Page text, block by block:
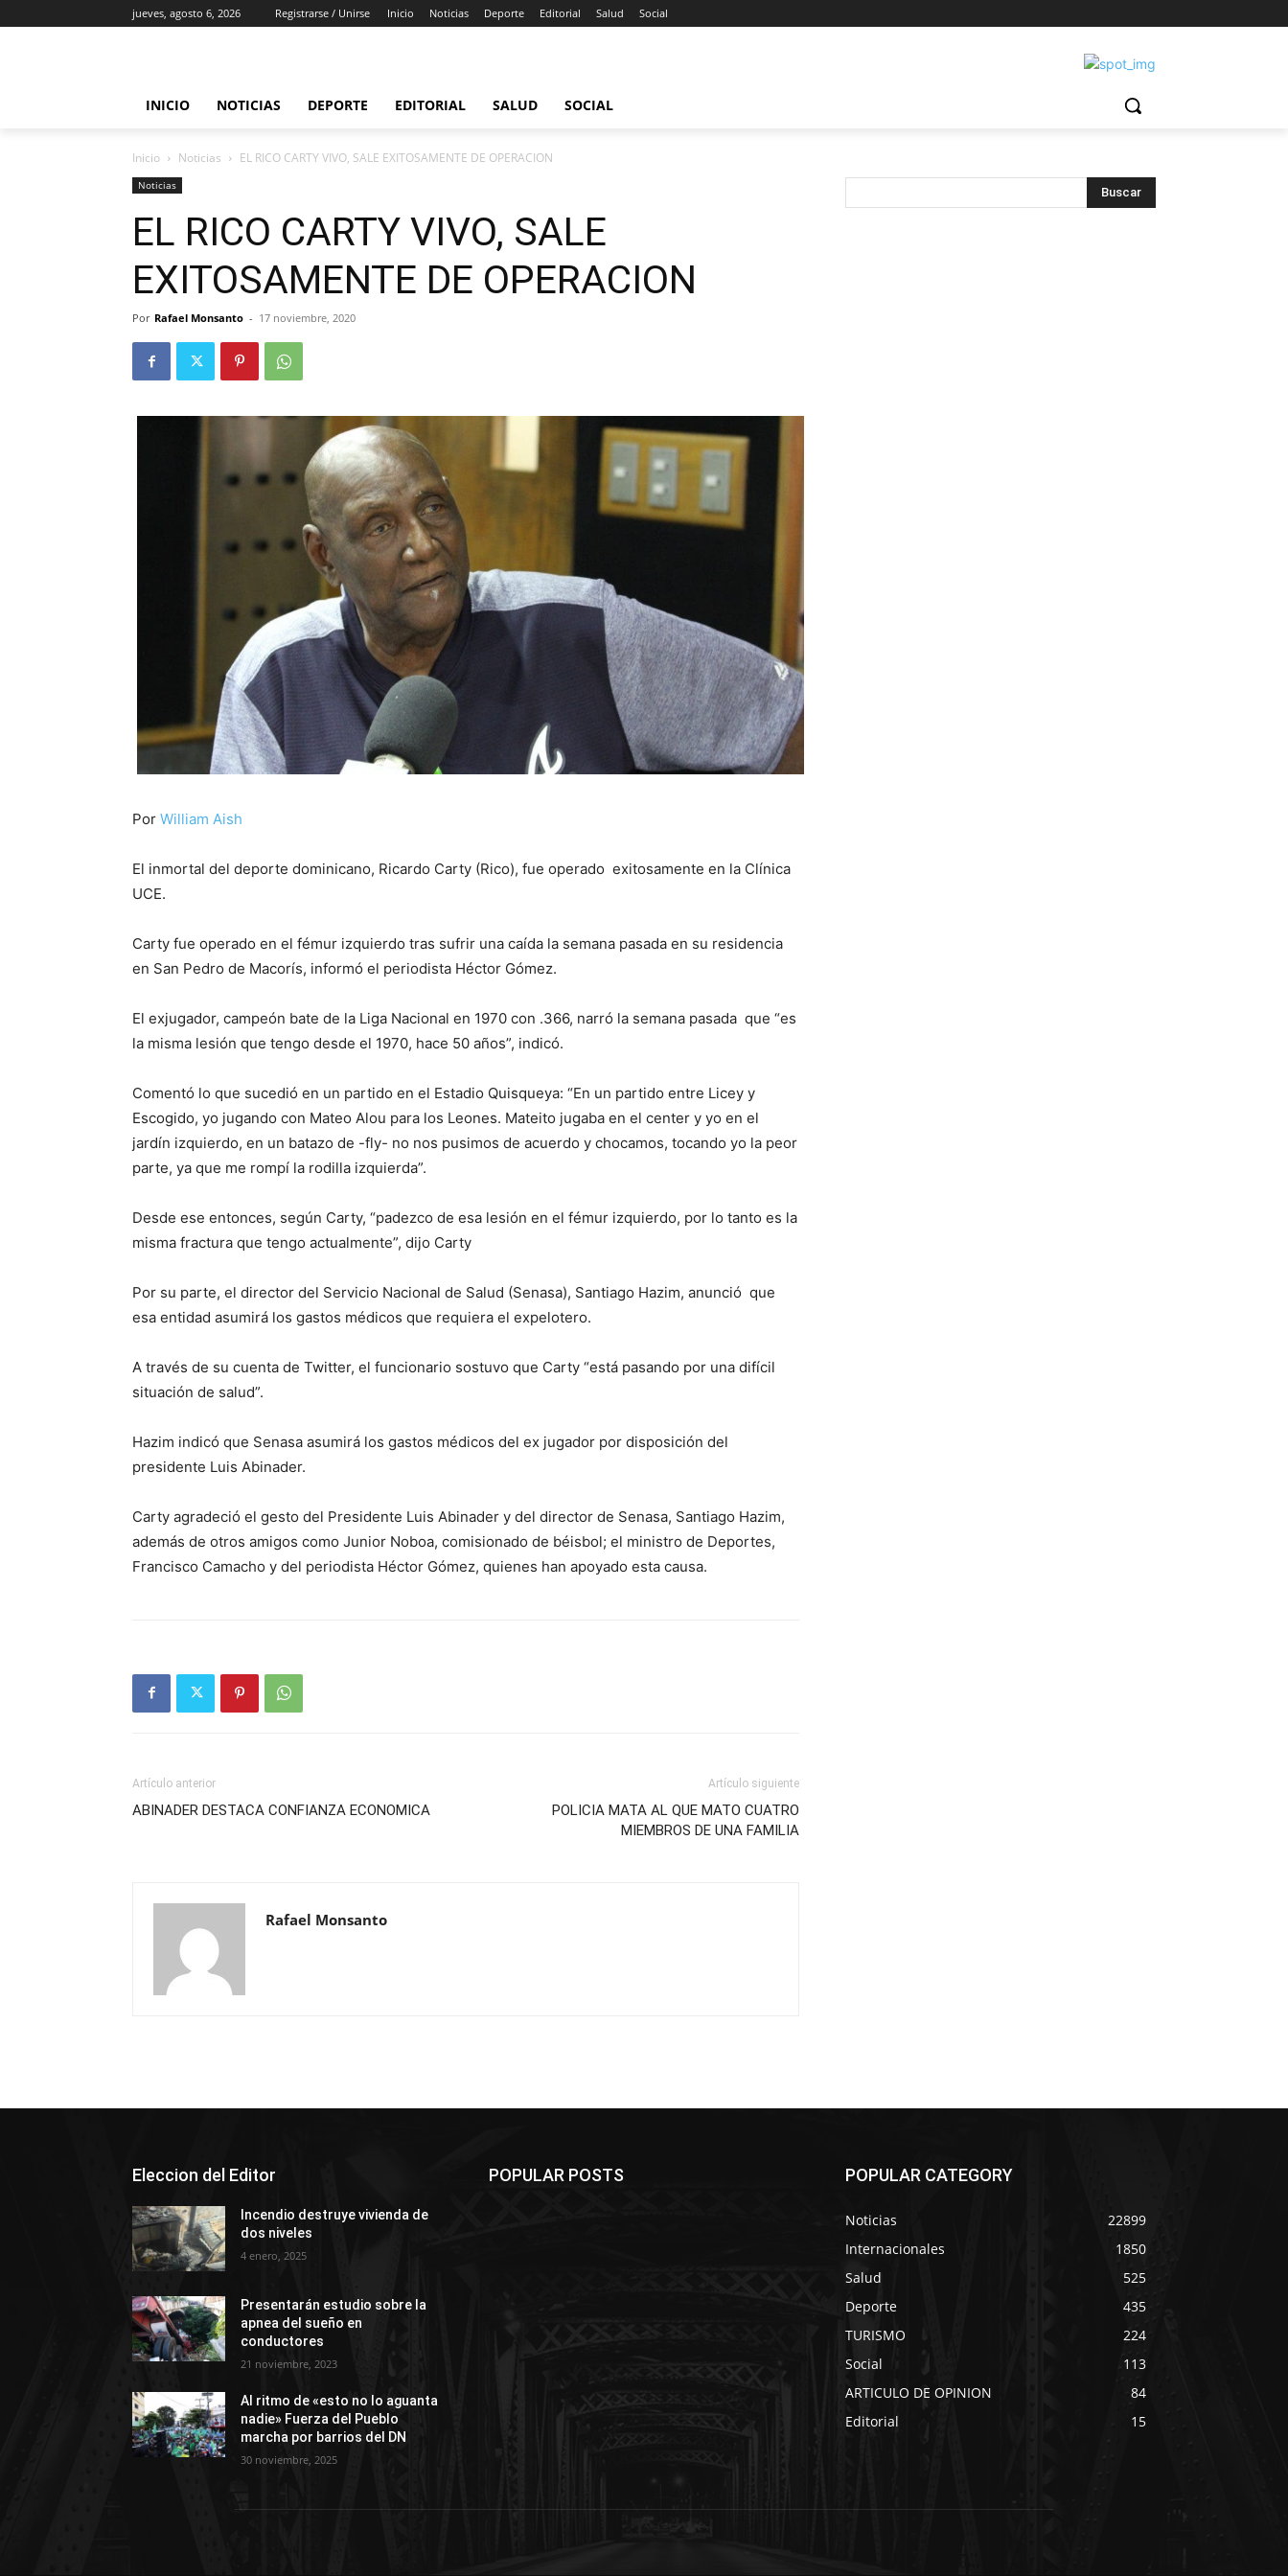
jueves, agosto 6, 2026 Registrarse / Unirse Inicio Noticias Deporte Editorial Salud Social
INICIO NOTICIAS DEPORTE EDITORIAL SALUD SOCIAL
Inicio Noticias EL RICO CARTY VIVO, SALE EXITOSAMENTE DE OPERACION
Noticias
EL RICO CARTY VIVO, SALE
EXITOSAMENTE DE OPERACION
Por Rafael Monsanto - 17 noviembre, 2020
Por William Aish
El inmortal del deporte dominicano, Ricardo Carty (Rico), fue operado exitosamente en la Clínica
UCE.
Carty fue operado en el fémur izquierdo tras sufrir una caída la semana pasada en su residencia
en San Pedro de Macorís, informó el periodista Héctor Gómez.
El exjugador, campeón bate de la Liga Nacional en 1970 con .366, narró la semana pasada que “es
la misma lesión que tengo desde el 1970, hace 50 años”, indicó.
Comentó lo que sucedió en un partido en el Estadio Quisqueya: “En un partido entre Licey y
Escogido, yo jugando con Mateo Alou para los Leones. Mateito jugaba en el center y yo en el
jardín izquierdo, en un batazo de -fly- no nos pusimos de acuerdo y chocamos, tocando yo la peor
parte, ya que me rompí la rodilla izquierda”.
Desde ese entonces, según Carty, “padezco de esa lesión en el fémur izquierdo, por lo tanto es la
misma fractura que tengo actualmente”, dijo Carty
Por su parte, el director del Servicio Nacional de Salud (Senasa), Santiago Hazim, anunció que
esa entidad asumirá los gastos médicos que requiera el expelotero.
A través de su cuenta de Twitter, el funcionario sostuvo que Carty “está pasando por una difícil
situación de salud”.
Hazim indicó que Senasa asumirá los gastos médicos del ex jugador por disposición del
presidente Luis Abinader.
Carty agradeció el gesto del Presidente Luis Abinader y del director de Senasa, Santiago Hazim,
además de otros amigos como Junior Noboa, comisionado de béisbol; el ministro de Deportes,
Francisco Camacho y del periodista Héctor Gómez, quienes han apoyado esta causa.
Artículo anterior
ABINADER DESTACA CONFIANZA ECONOMICA
Artículo siguiente
POLICIA MATA AL QUE MATO CUATRO
MIEMBROS DE UNA FAMILIA
Rafael Monsanto
Eleccion del Editor
Incendio destruye vivienda de
dos niveles
4 enero, 2025
Presentarán estudio sobre la
apnea del sueño en
conductores
21 noviembre, 2023
Al ritmo de «esto no lo aguanta
nadie» Fuerza del Pueblo
marcha por barrios del DN
30 noviembre, 2025
POPULAR POSTS POPULAR CATEGORY
Noticias
22899
Internacionales
1850
Salud
525
Deporte
435
TURISMO
224
Social
113
ARTICULO DE OPINION
84
Editorial
15